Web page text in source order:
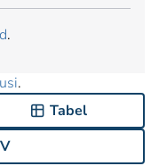
.
.
Tabel